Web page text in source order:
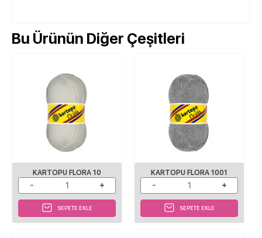
Bu Ürünün Diğer Çeşitleri
KARTOPU FLORA 10
SEPETE EKLE
KARTOPU FLORA 1001
SEPETE EKLE